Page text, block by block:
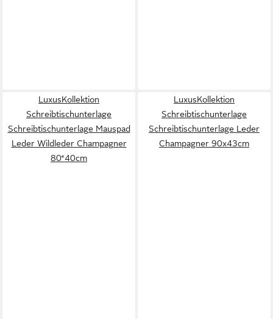
LuxusKollektion
Schreibtischunterlage
Schreibtischunterlage Mauspad
Leder Wildleder Champagner
80*40cm
LuxusKollektion
Schreibtischunterlage
Schreibtischunterlage Leder
Champagner 90x43cm